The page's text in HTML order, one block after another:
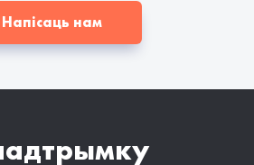
Напісаць нам